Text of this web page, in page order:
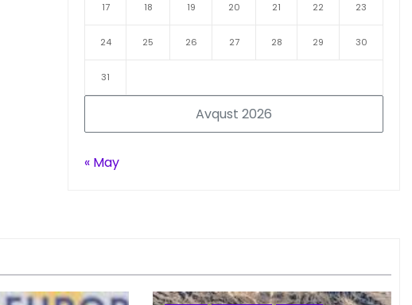
Avqust 2026
17 18 19 20 21 22 23
24 25 26 27 28 29 30
31
« May